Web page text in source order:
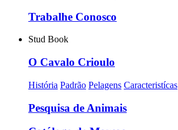
Trabalhe Conosco
Stud Book
O Cavalo Crioulo
História Padrão Pelagens Caracteristícas
Pesquisa de Animais